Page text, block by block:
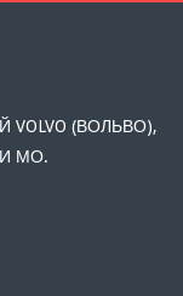
(ВОЛЬВО),
МО.